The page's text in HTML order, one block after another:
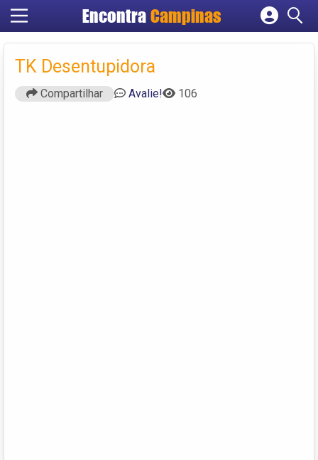
Encontra Campinas
Cadastrar empresa
Criar conta
TK Desentupidora
Compartilhar Avalie! 106